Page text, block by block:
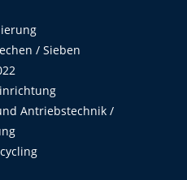
/ Sieben
Antriebstechnik /